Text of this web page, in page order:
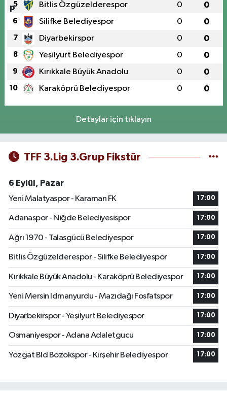
5 Bitlis Özgüzelderespor 0 0
6 Silifke Belediyespor 0 0
7 Diyarbekirspor 0 0
8 Yeşilyurt Belediyespor 0 0
9 Kırıkkale Büyük Anadolu 0 0
10 Karaköprü Belediyespor 0 0
Detaylar için tıklayın
TFF 3.Lig 3.Grup Fikstür
6 Eylül, Pazar
Yeni Malatyaspor - Karaman FK
17:00
Adanaspor - Niğde Belediyesispor 17:00
Ağrı 1970 - Talasgücü Belediyespor 17:00
Bitlis Özgüzelderespor - Silifke Belediyespor 17:00
Kırıkkale Büyük Anadolu - Karaköprü Belediyespor 17:00
Yeni Mersin Idmanyurdu - Mazıdağı Fosfatspor 17:00
Diyarbekirspor - Yeşilyurt Belediyespor 17:00
Osmaniyespor - Adana Adaletgucu 17:00
Yozgat Bld Bozokspor - Kırşehir Belediyespor 17:00